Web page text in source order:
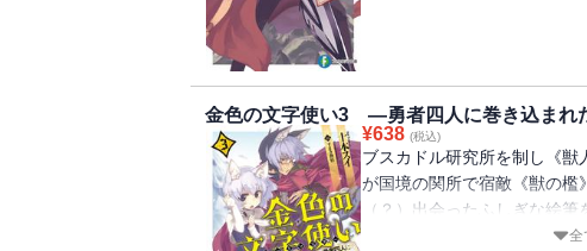
金色の文字使い3 ―勇者四人に巻き込まれ
¥638 (税込)
ブスカドル研究所を制し《
が国境の関所で宿敵《獣の檻
（？）出会ったふしぎな絵
作戦を持ちかけられて――全